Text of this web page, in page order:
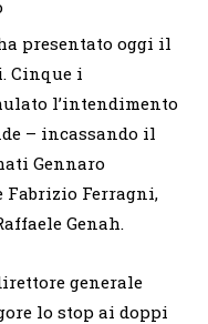
presentato oggi il
Cinque i
l’intendimento
– incassando il
Gennaro
Fabrizio Ferragni,
Genah.
generale
lo stop ai doppi